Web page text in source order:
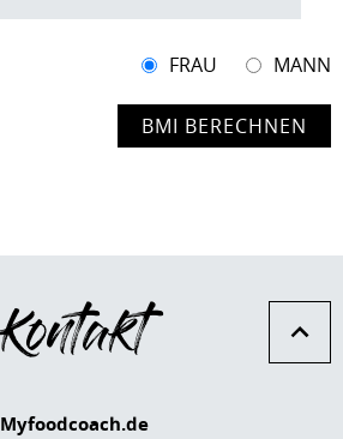
FRAU MANN
Kontakt
Myfoodcoach.de